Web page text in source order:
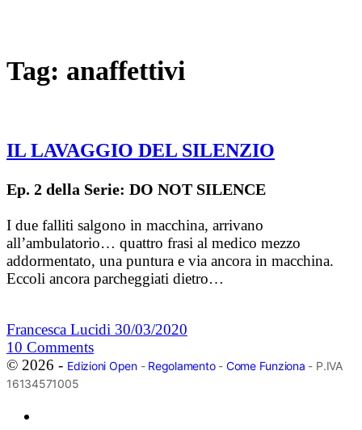
Tag: anaffettivi
IL LAVAGGIO DEL SILENZIO
Ep. 2 della Serie: DO NOT SILENCE
I due falliti salgono in macchina, arrivano
all’ambulatorio… quattro frasi al medico mezzo
addormentato, una puntura e via ancora in macchina.
Eccoli ancora parcheggiati dietro…
Francesca Lucidi 30/03/2020
10 Comments
© 2026 - Edizioni Open- Regolamento- Come Funziona - P.IVA
16134571005